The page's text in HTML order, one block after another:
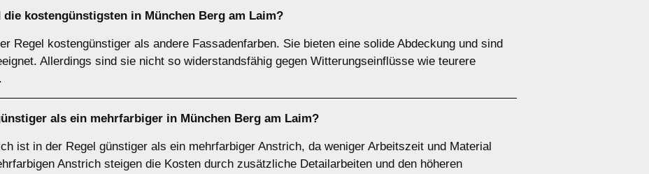
die kostengünstigsten in München Berg am Laim?
Regel kostengünstiger als andere Fassadenfarben. Sie bieten eine solide Abdeckung und sind
Allerdings sind sie nicht so widerstandsfähig gegen Witterungseinflüsse wie teurere
als ein mehrfarbiger in München Berg am Laim?
ist in der Regel günstiger als ein mehrfarbiger Anstrich, da weniger Arbeitszeit und Material
Anstrich steigen die Kosten durch zusätzliche Detailarbeiten und den höheren